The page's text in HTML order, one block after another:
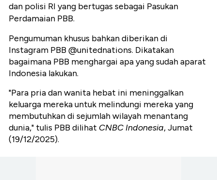
dan polisi RI yang bertugas sebagai Pasukan
Perdamaian PBB.
Pengumuman khusus bahkan diberikan di
Instagram PBB @unitednations. Dikatakan
bagaimana PBB menghargai apa yang sudah aparat
Indonesia lakukan.
"Para pria dan wanita hebat ini meninggalkan
keluarga mereka untuk melindungi mereka yang
membutuhkan di sejumlah wilayah menantang
dunia," tulis PBB dilihat CNBC Indonesia, Jumat
(19/12/2025).